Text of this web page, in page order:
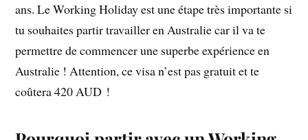
ans. Le Working Holiday est une étape très importante si
tu souhaites partir travailler en Australie car il va te
permettre de commencer une superbe expérience en
Australie ! Attention, ce visa n’est pas gratuit et te
coûtera 420 AUD !